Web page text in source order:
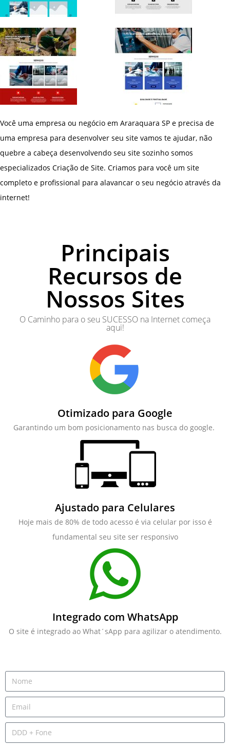
Você uma empresa ou negócio em Araraquara SP e precisa de
uma empresa para desenvolver seu site vamos te ajudar, não
quebre a cabeça desenvolvendo seu site sozinho somos
especializados Criação de Site. Criamos para você um site
completo e profissional para alavancar o seu negócio através da
internet!
Principais
Recursos de
Nossos Sites
O Caminho para o seu SUCESSO na Internet começa
aqui!
Otimizado para Google
Garantindo um bom posicionamento nas busca do google.
Ajustado para Celulares
Hoje mais de 80% de todo acesso é via celular por isso é
fundamental seu site ser responsivo
Integrado com WhatsApp
O site é integrado ao What´sApp para agilizar o atendimento.